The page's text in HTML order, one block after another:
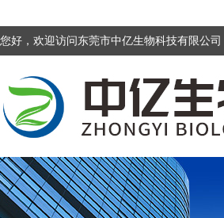
您好，欢迎访问东莞市中亿生物科技有限公司